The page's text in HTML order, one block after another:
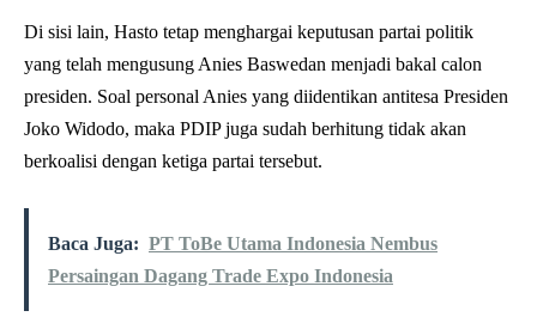
Di sisi lain, Hasto tetap menghargai keputusan partai politik
yang telah mengusung Anies Baswedan menjadi bakal calon
presiden. Soal personal Anies yang diidentikan antitesa Presiden
Joko Widodo, maka PDIP juga sudah berhitung tidak akan
berkoalisi dengan ketiga partai tersebut.
Baca Juga: PT ToBe Utama Indonesia Nembus
Persaingan Dagang Trade Expo Indonesia